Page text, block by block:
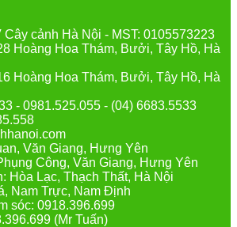
cảnh Hà Nội - MST: 0105573223
Hoàng Hoa Thám, Bưởi, Tây Hồ, Hà
Hoàng Hoa Thám, Bưởi, Tây Hồ, Hà
- 0981.525.055 - (04) 6683.5533
Văn Giang, Hưng Yên
Công, Văn Giang, Hưng Yên
Hòa Lạc, Thạch Thất, Hà Nội
Nam Trực, Nam Định
sóc: 0918.396.699
(Mr Tuấn)